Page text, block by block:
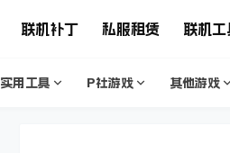
联机补丁 私服租赁 联机工
实用工具 P社游戏 其他游戏